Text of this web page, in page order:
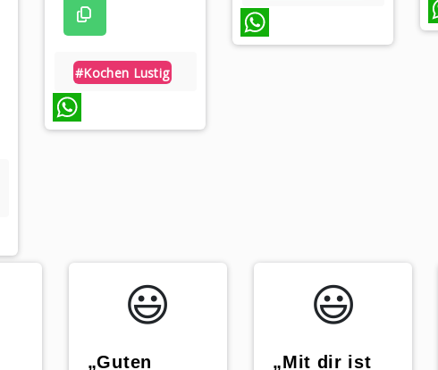
#kochen Lustig
😃️
„Guten
😃️
„Mit dir ist